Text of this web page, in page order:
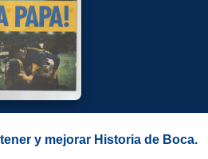
y mejorar Historia de Boca.